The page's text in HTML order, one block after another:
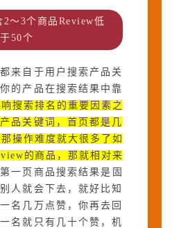
2～3个商品Review低
于50个
来自于用户搜索产品关
的产品在搜索结果中靠
搜索排名的重要因素之
品关键词，首页都是几
操作难度就大很多了如
的商品，那就相对来
一页商品搜索结果是固
人就会下去，就好比知
名几万点赞，你再去回
名就只有几十个赞，机